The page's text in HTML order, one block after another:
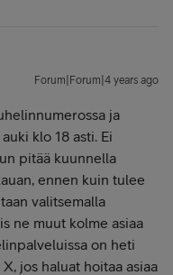
Forum|Forum|4 years ago
ja
klo 18 asti. Ei
pitää kuunnella
ennen kuin tulee
valitsemalla
ne muut kolme asiaa
on heti
jos haluat hoitaa asiaa